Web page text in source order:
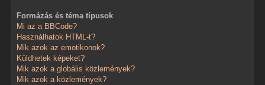
Formázás és téma típusok
Mi az a BBCode?
Használhatok HTML-t?
Mik azok az emotikonok?
Küldhetek képeket?
Mik azok a globális közlemények?
Mik azok a közlemények?